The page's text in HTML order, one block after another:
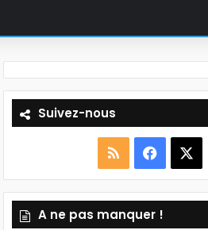
Suivez-nous
S
S
a
c
A ne pas manquer !